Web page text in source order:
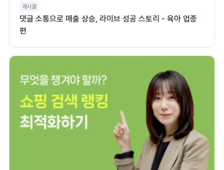
게시글
댓글 소통으로 매출 상승, 라이브 성공 스토리 - 육아 업종
편